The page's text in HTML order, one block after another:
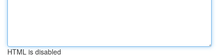
HTML is disabled